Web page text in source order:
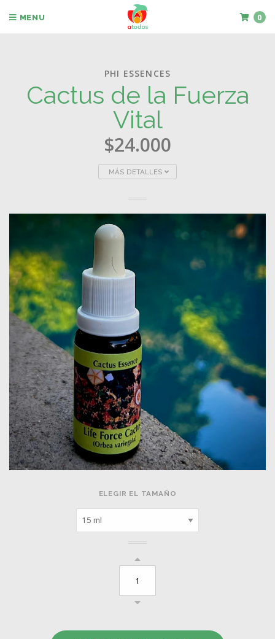
MENU 0
PHI ESSENCES
Cactus de la Fuerza
Vital
$24.000
MÁS DETALLES
ELEGIR EL TAMAÑO